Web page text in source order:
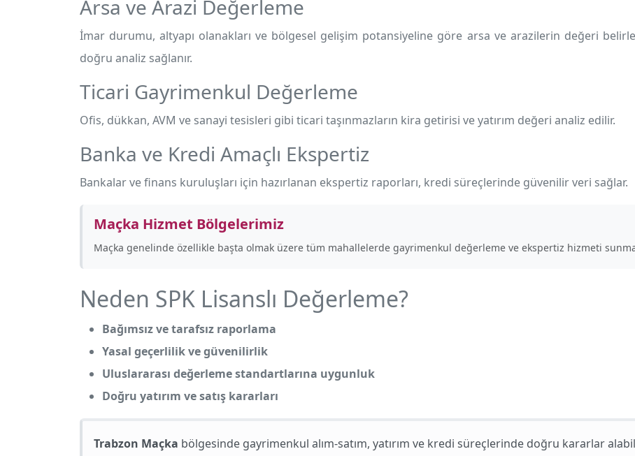
Arsa ve Arazi Değerleme
İmar durumu, altyapı olanakları ve bölgesel gelişim potansiyeline göre arsa ve arazilerin değeri
doğru analiz sağlanır.
Ticari Gayrimenkul Değerleme
Ofis, dükkan, AVM ve sanayi tesisleri gibi ticari taşınmazların kira getirisi ve yatırım değeri analiz edilir.
Banka ve Kredi Amaçlı Ekspertiz
Bankalar ve finans kuruluşları için hazırlanan ekspertiz raporları, kredi süreçlerinde güvenilir veri sağlar.
Maçka Hizmet Bölgelerimiz
Maçka genelinde özellikle başta olmak üzere tüm mahallelerde gayrimenkul değerleme ve ekspertiz hizmeti
Neden SPK Lisanslı Değerleme?
Bağımsız ve tarafsız raporlama
Yasal geçerlilik ve güvenilirlik
Uluslararası değerleme standartlarına uygunluk
Doğru yatırım ve satış kararları
Trabzon Maçka bölgesinde gayrimenkul alım-satım, yatırım ve kredi süreçlerinde doğru kararlar